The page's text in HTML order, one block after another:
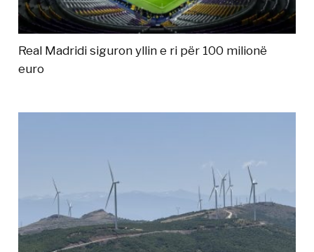
Real Madridi siguron yllin e ri për 100 milionë
euro